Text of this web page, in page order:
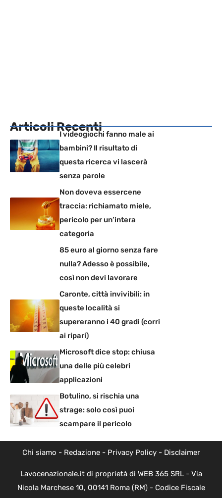
Articoli Recenti
I videogiochi fanno male ai
bambini? Il risultato di
questa ricerca vi lascerà
senza parole
Non doveva essercene
traccia: richiamato miele,
pericolo per un’intera
categoria
85 euro al giorno senza fare
nulla? Adesso è possibile,
così non devi lavorare
Caronte, città invivibili: in
queste località si
supereranno i 40 gradi (corri
ai ripari)
Microsoft dice stop: chiusa
una delle più celebri
applicazioni
Botulino, si rischia una
strage: solo così puoi
scampare il pericolo
Chi siamo - Redazione- Privacy Policy- Disclaimer
Lavocenazionale.it di proprietà di WEB 365 SRL - Via
Nicola Marchese 10, 00141 Roma (RM) - Codice Fiscale